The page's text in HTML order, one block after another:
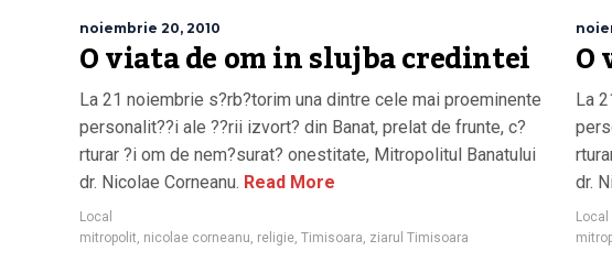
noiembrie 20, 2010
O viata de om in slujba credintei
La 21 noiembrie s?rb?torim una dintre cele mai proeminente
personalit??i ale ??rii izvort? din Banat, prelat de frunte, c?
rturar ?i om de nem?surat? onestitate, Mitropolitul Banatului
dr. Nicolae Corneanu. Read More
Local
mitropolit, nicolae corneanu, religie, Timisoara, ziarul Timisoara
O
La
dr.
Local